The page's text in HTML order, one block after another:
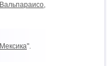
Вальпараисо,
Мексика".